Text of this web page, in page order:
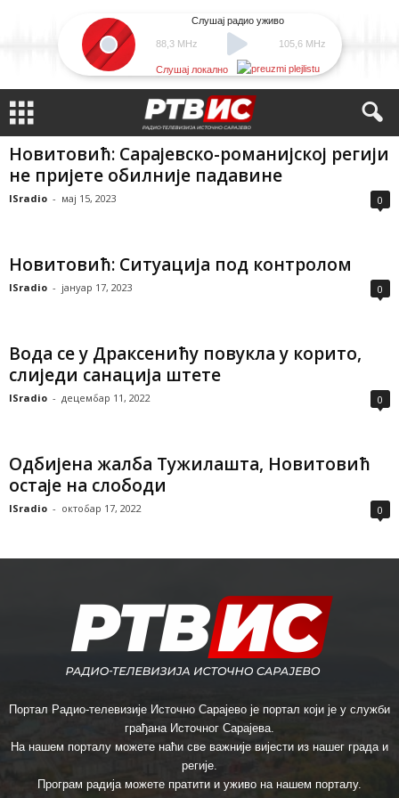
88,3 MHz
Слушај радио уживо
105,6 MHz
Слушај локално
Новитовић: Сарајевско-романијској регији
не пријете обилније падавине
ISradio - мај 15, 2023 0
Новитовић: Ситуација под контролом
ISradio - јануар 17, 2023 0
Вода се у Драксенићу повукла у корито,
слиједи санација штете
ISradio - децембар 11, 2022 0
Одбијена жалба Тужилашта, Новитовић
остаје на слободи
ISradio - октобар 17, 2022 0
Портал Радио-телевизије Источно Сарајево је портал који је у служби
грађана Источног Сарајева.
На нашем порталу можете наћи све важније вијести из нашег града и
регије.
Програм радија можете пратити и уживо на нашем порталу.